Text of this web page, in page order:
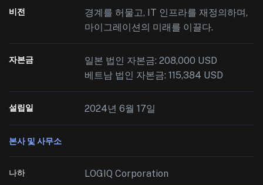
비전
경계를 허물고, IT 인프라를 재정의하며,
마이그레이션의 미래를 이끌다.
자본금
일본 법인 자본금: 208,000 USD
베트남 법인 자본금: 115,384 USD
설립일 2024년 6월 17일
본사 및 사무소
나하 LOGIQ Corporation